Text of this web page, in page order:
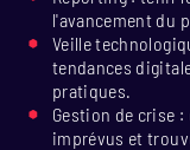
l'avancement du
Veille
tendances
pratiques.
Gestion de crise
imprévus et